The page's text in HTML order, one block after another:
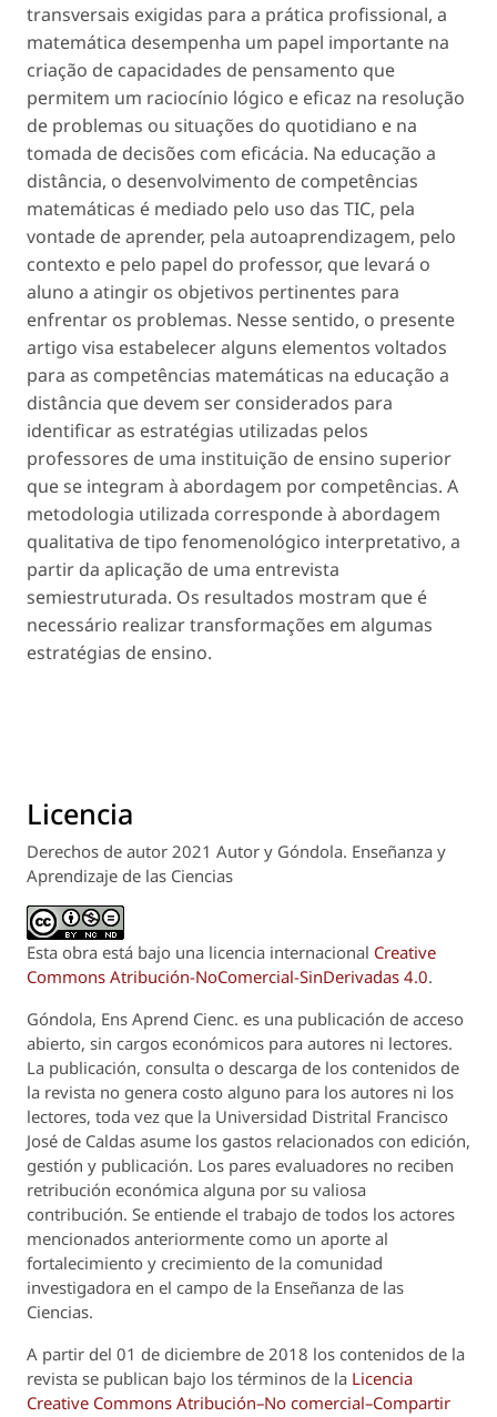
transversais exigidas para a prática profissional, a
matemática desempenha um papel importante na
criação de capacidades de pensamento que
permitem um raciocínio lógico e eficaz na resolução
de problemas ou situações do quotidiano e na
tomada de decisões com eficácia. Na educação a
distância, o desenvolvimento de competências
matemáticas é mediado pelo uso das TIC, pela
vontade de aprender, pela autoaprendizagem, pelo
contexto e pelo papel do professor, que levará o
aluno a atingir os objetivos pertinentes para
enfrentar os problemas. Nesse sentido, o presente
artigo visa estabelecer alguns elementos voltados
para as competências matemáticas na educação a
distância que devem ser considerados para
identificar as estratégias utilizadas pelos
professores de uma instituição de ensino superior
que se integram à abordagem por competências. A
metodologia utilizada corresponde à abordagem
qualitativa de tipo fenomenológico interpretativo, a
partir da aplicação de uma entrevista
semiestruturada. Os resultados mostram que é
necessário realizar transformações em algumas
estratégias de ensino.
Licencia
Derechos de autor 2021 Autor y Góndola. Enseñanza y
Aprendizaje de las Ciencias
Esta obra está bajo una licencia internacional Creative
Commons Atribución-NoComercial-SinDerivadas 4.0.
Góndola, Ens Aprend Cienc. es una publicación de acceso
abierto, sin cargos económicos para autores ni lectores.
La publicación, consulta o descarga de los contenidos de
la revista no genera costo alguno para los autores ni los
lectores, toda vez que la Universidad Distrital Francisco
José de Caldas asume los gastos relacionados con edición,
gestión y publicación. Los pares evaluadores no reciben
retribución económica alguna por su valiosa
contribución. Se entiende el trabajo de todos los actores
mencionados anteriormente como un aporte al
fortalecimiento y crecimiento de la comunidad
investigadora en el campo de la Enseñanza de las
Ciencias.
A partir del 01 de diciembre de 2018 los contenidos de la
revista se publican bajo los términos de la Licencia
Creative Commons Atribución–No comercial–Compartir